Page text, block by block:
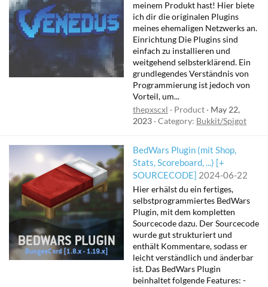
meinem Produkt hast! Hier biete
ich dir die originalen Plugins
meines ehemaligen Netzwerks an.
Einrichtung Die Plugins sind
einfach zu installieren und
weitgehend selbsterklärend. Ein
grundlegendes Verständnis von
Programmierung ist jedoch von
Vorteil, um...
thepxscxl
Product
May 22,
2023 Category: Bukkit/Spigot
BedWars Plugin (mit Shop,
Stats, Scoreboard, ...) [+
SOURCECODE] 2024-06-22
Hier erhälst du ein fertiges,
selbstprogrammiertes BedWars
Plugin, mit dem kompletten
Sourcecode dazu. Der Sourcecode
wurde gut strukturiert und
enthält Kommentare, sodass er
leicht verständlich und änderbar
ist. Das BedWars Plugin
beinhaltet folgende Features: -